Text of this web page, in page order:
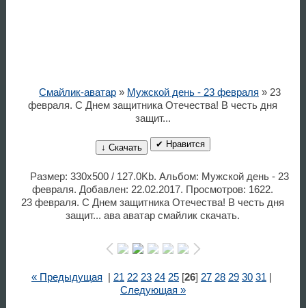
Смайлик-аватар» Мужской день - 23 февраля » 23
февраля. С Днем защитника Отечества! В честь дня
защит...
↓ Скачать ✔ Нравится
Размер: 330x500 / 127.0Kb. Альбом: Мужской день - 23
февраля. Добавлен: 22.02.2017. Просмотров: 1622.
23 февраля. С Днем защитника Отечества! В честь дня
защит... ава аватар смайлик скачать.
« Предыдущая 21 22 23 24 25[26] 27 28 29 30 31
Следующая »